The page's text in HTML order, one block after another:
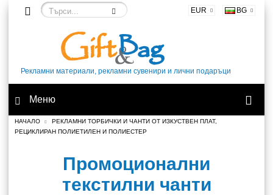
EUR BG
Рекламни материали, рекламни сувенири и лични подаръци
Меню
НАЧАЛО
РЕКЛАМНИ ТОРБИЧКИ И ЧАНТИ ОТ ИЗКУСТВЕН ПЛАТ,
РЕЦИКЛИРАН ПОЛИЕТИЛЕН И ПОЛИЕСТЕР
Промоционални
текстилни чанти